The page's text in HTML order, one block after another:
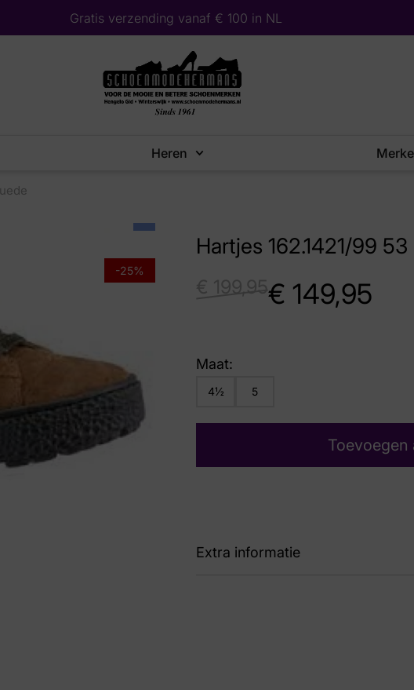
Gratis verzending vanaf € 100 in NL
Heren
-25%
Hartjes 162.1421/99
199,95€ 149,95
Maat:
4½ 5
Extra informatie